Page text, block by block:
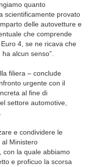
quanto
scientificamente provato
delle autovetture e
che comprende
4, se ne ricava che
alcun senso”.
filiera – conclude
urgente con il
al fine di
settore automotive,
e condividere le
al Ministero
con la quale abbiamo
e proficuo la scorsa